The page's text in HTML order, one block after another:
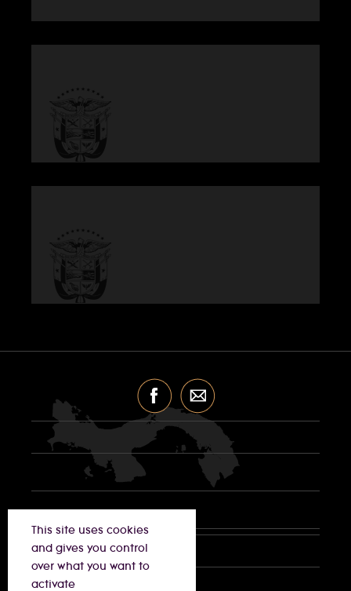
This site uses cookies
and gives you control
over what you want to
activate